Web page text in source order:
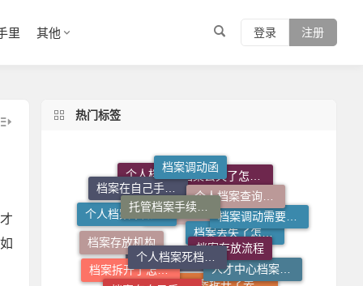
登录 注册
里 其他
热门标签
档案查询入口
档案丢失了怎么办
档案拆开了怎么补救
个人档案不知道在哪儿怎么查
个人档案去向查询
档案丢失了怎么补
档案调动需要什么手续
人才中心档案接收流程
档案补办流程
档案在自己手里怎么办
档案存放机构
档案在自己手里怎么放到人才市场
档案调动函
档案存放流程
个人档案死档激活
托管档案手续如何办理